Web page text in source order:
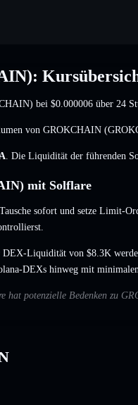
bei $0.000006 über 24
von GROKCHAIN
. Die Liquidität der führenden
mit Solflare
sofort und setze Limit-
Liquidität von $8.3K
DEXs hinweg mit
hat potenzielle Bedenken zu